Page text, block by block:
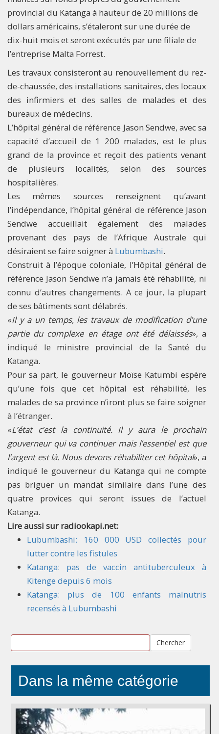
provincial du Katanga à hauteur de 20 millions de
dollars américains, s’étaleront sur une durée de
dix-huit mois et seront exécutés par une filiale de
l’entreprise Malta Forrest.
Les travaux consisteront au renouvellement du rez-
de-chaussée, des installations sanitaires, des locaux
des infirmiers et des salles de malades et des
bureaux de médecins.
L’hôpital général de référence Jason Sendwe, avec sa
capacité d’accueil de 1 200 malades, est le plus
grand de la province et reçoit des patients venant
de plusieurs localités, selon des sources
hospitalières.
Les mêmes sources renseignent qu’avant
l’indépendance, l’hôpital général de référence Jason
Sendwe accueillait également des malades
provenant des pays de l’Afrique Australe qui
désiraient se faire soigner à Lubumbashi.
Construit à l’époque coloniale, l’Hôpital général de
référence Jason Sendwe n’a jamais été réhabilité, ni
connu d’autres changements. A ce jour, la plupart
de ses bâtiments sont délabrés.
«Il y a un temps, les travaux de modification d’une
partie du complexe en étage ont été délaissés», a
indiqué le ministre provincial de la Santé du
Katanga.
Pour sa part, le gouverneur Moïse Katumbi espère
qu’une fois que cet hôpital est réhabilité, les
malades de sa province n’iront plus se faire soigner
à l’étranger.
«L’état c’est la continuité. Il y aura le prochain
gouverneur qui va continuer mais l’essentiel est que
l’argent est là. Nous devons réhabiliter cet hôpital», a
indiqué le gouverneur du Katanga qui ne compte
pas briguer un mandat similaire dans l’une des
quatre provices qui seront issues de l’actuel
Katanga.
Lire aussi sur radiookapi.net:
Lubumbashi: 160 000 USD collectés pour
lutter contre les fistules
Katanga: pas de vaccin antituberculeux à
Kitenge depuis 6 mois
Katanga: plus de 100 enfants malnutris
recensés à Lubumbashi
Chercher
Dans la même catégorie